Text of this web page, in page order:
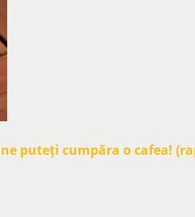
puteți cumpăra o cafea!